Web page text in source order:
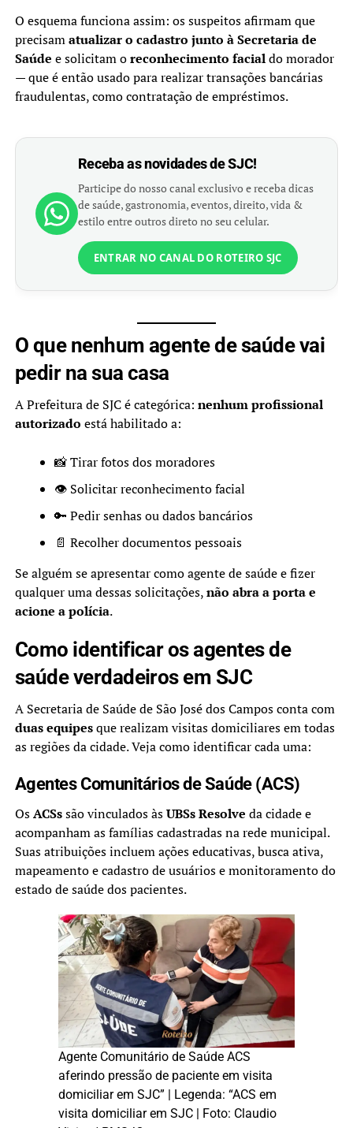
O esquema funciona assim: os suspeitos afirmam que
precisamatualizar o cadastro junto à Secretaria de
Saúde e solicitam oreconhecimento facialdo morador
— que é então usado para realizar transações bancárias
fraudulentas, como contratação de empréstimos.
Receba as novidades de SJC!
Participe do nosso canal exclusivo e receba dicas
de saúde, gastronomia, eventos, direito, vida &
estilo entre outros direto no seu celular.
ENTRAR NO CANAL DO ROTEIRO SJC
O que nenhum agente de saúde vai
pedir na sua casa
A Prefeitura de SJC é categórica: nenhum profissional
autorizado está habilitado a:
📸 Tirar fotos dos moradores
👁️ Solicitar reconhecimento facial
🔑 Pedir senhas ou dados bancários
📄 Recolher documentos pessoais
Se alguém se apresentar como agente de saúde e fizer
qualquer uma dessas solicitações,não abra a porta e
acione a polícia.
Como identificar os agentes de
saúde verdadeiros em SJC
A Secretaria de Saúde de São José dos Campos conta com
duas equipesque realizam visitas domiciliares em todas
as regiões da cidade. Veja como identificar cada uma:
Agentes Comunitários de Saúde (ACS)
OsACSssão vinculados àsUBSs Resolve da cidade e
acompanham as famílias cadastradas na rede municipal.
Suas atribuições incluem ações educativas, busca ativa,
mapeamento e cadastro de usuários e monitoramento do
estado de saúde dos pacientes.
Agente Comunitário de Saúde ACS
aferindo pressão de paciente em visita
domiciliar em SJC” | Legenda: “ACS em
visita domiciliar em SJC | Foto: Claudio